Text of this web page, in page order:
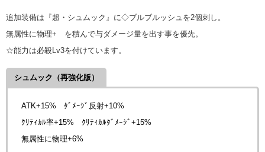
追加装備は『超・シュムック』に◇ブルブルッシュを2個刺し。
無属性に物理+ を積んで与ダメージ量を出す事を優先。
☆能力は必殺Lv3を付けています。
シュムック（再強化版）
ATK+15% ﾀﾞﾒｰｼﾞ反射+10%
ｸﾘﾃｨｶﾙ率+15% ｸﾘﾃｨｶﾙﾀﾞﾒｰｼﾞ+15%
無属性に物理+6%